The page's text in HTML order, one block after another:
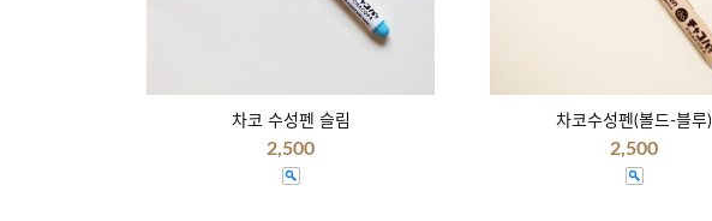
차코 수성펜 슬림
2,500
차코수성펜(볼드-블루)
2,500